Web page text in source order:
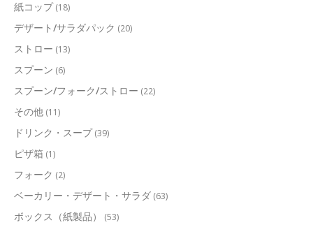
紙コップ (18)
デザート/サラダパック (20)
ストロー (13)
スプーン (6)
スプーン/フォーク/ストロー (22)
その他 (11)
ドリンク・スープ (39)
ピザ箱 (1)
フォーク (2)
ベーカリー・デザート・サラダ (63)
ボックス（紙製品） (53)